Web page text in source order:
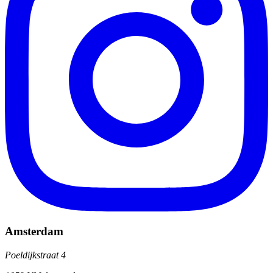
Amsterdam
Poeldijkstraat 4